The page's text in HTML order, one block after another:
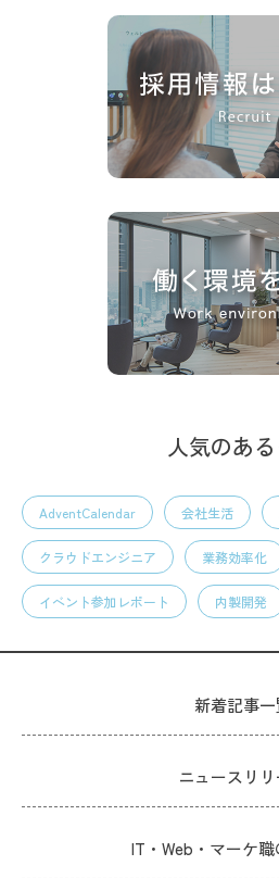
人気のあ
AdventCalendar 会社生活
クラウドエンジニア 業務効率化
イベント参加レポート 内製開発
新着記事
ニュースリ
IT・Web・マーケ